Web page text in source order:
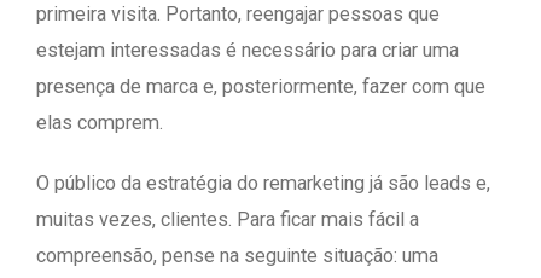
primeira visita. Portanto, reengajar pessoas que
estejam interessadas é necessário para criar uma
presença de marca e, posteriormente, fazer com que
elas comprem.
O público da estratégia do remarketing já são leads e,
muitas vezes, clientes. Para ficar mais fácil a
compreensão, pense na seguinte situação: uma